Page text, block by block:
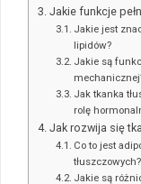
Jakie funkcje
Jakie jest
lipidów?
Jakie są
Jak tkanka
rolę
Jak rozwija się
Co to jest
tłuszczowych?
Jakie są